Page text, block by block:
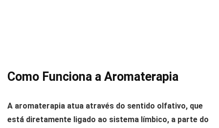
Como Funciona a Aromaterapia
A aromaterapia atua através do sentido olfativo, que
está diretamente ligado ao sistema límbico, a parte do